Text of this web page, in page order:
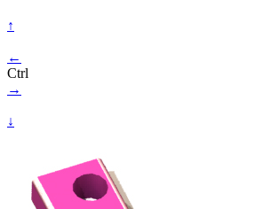
↑
←
Ctrl
→
↓